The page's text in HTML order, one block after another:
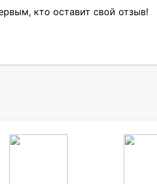
кто оставит свой отзыв!